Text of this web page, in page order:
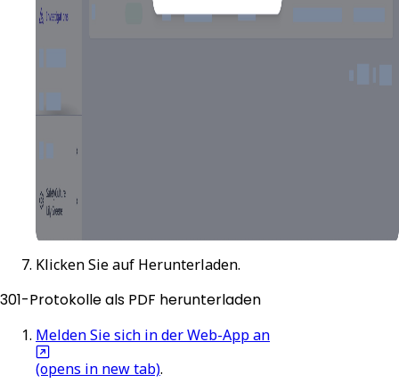
Klicken Sie auf Herunterladen.
301-Protokolle als PDF herunterladen
Melden Sie sich in der Web-App an
(opens in new tab).